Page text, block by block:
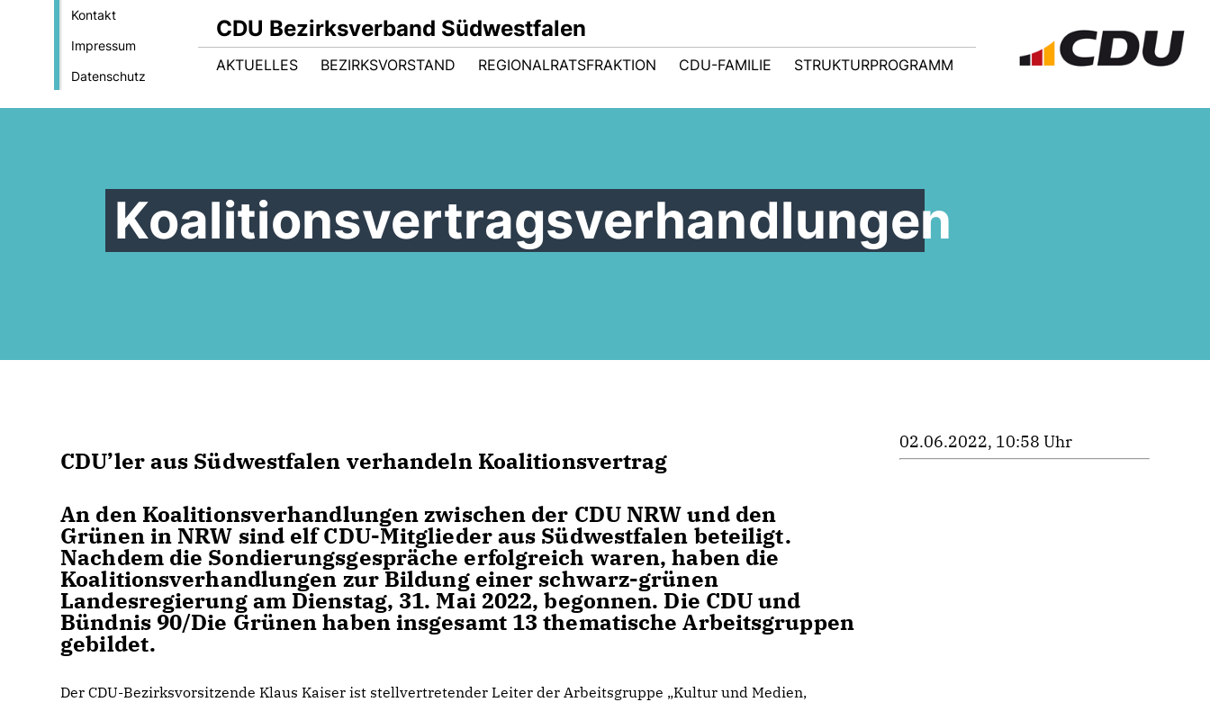
Kontakt
Impressum
Datenschutz
CDU Bezirksverband Südwestfalen
AKTUELLES BEZIRKSVORSTAND REGIONALRATSFRAKTION CDU-FAMILIE STRUKTURPROGRAMM
Koalitionsvertragsverhandlungen
CDU’ler aus Südwestfalen verhandeln Koalitionsvertrag
An den Koalitionsverhandlungen zwischen der CDU NRW und den
Grünen in NRW sind elf CDU-Mitglieder aus Südwestfalen beteiligt.
Nachdem die Sondierungsgespräche erfolgreich waren, haben die
Koalitionsverhandlungen zur Bildung einer schwarz-grünen
Landesregierung am Dienstag, 31. Mai 2022, begonnen. Die CDU und
Bündnis 90/Die Grünen haben insgesamt 13 thematische Arbeitsgruppen
gebildet.
Der CDU-Bezirksvorsitzende Klaus Kaiser ist stellvertretender Leiter der Arbeitsgruppe „Kultur und Medien,
02.06.2022, 10:58 Uhr